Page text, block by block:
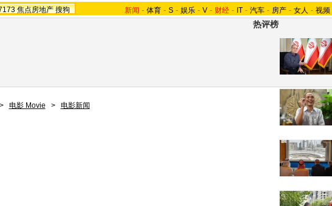
焦点房地产 搜狗 新闻 - 体育 - S - 娱乐 - V - 财经 - IT - 汽车 - 房产 - 女人 - 视频
热评榜
> 电影 Movie > 电影新闻